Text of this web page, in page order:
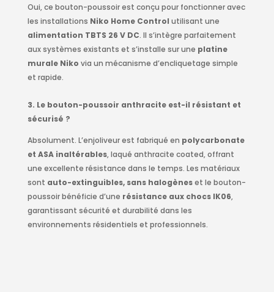
Oui, ce bouton-poussoir est conçu pour fonctionner avec
les installations Niko Home Control utilisant une
alimentation TBTS 26 V DC. Il s’intègre parfaitement
aux systèmes existants et s’installe sur une platine
murale Niko via un mécanisme d’encliquetage simple
et rapide.
3. Le bouton-poussoir anthracite est-il résistant et
sécurisé ?
Absolument. L’enjoliveur est fabriqué en polycarbonate
et ASA inaltérables, laqué anthracite coated, offrant
une excellente résistance dans le temps. Les matériaux
sont auto-extinguibles, sans halogèneset le bouton-
poussoir bénéficie d’une résistance aux chocs IK06,
garantissant sécurité et durabilité dans les
environnements résidentiels et professionnels.